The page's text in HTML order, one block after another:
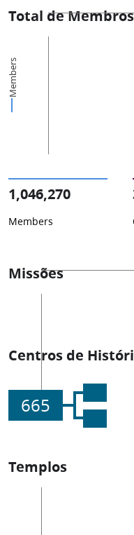
Total de
Members
1,046,270
Members
Missões
Centros de
665
Templos